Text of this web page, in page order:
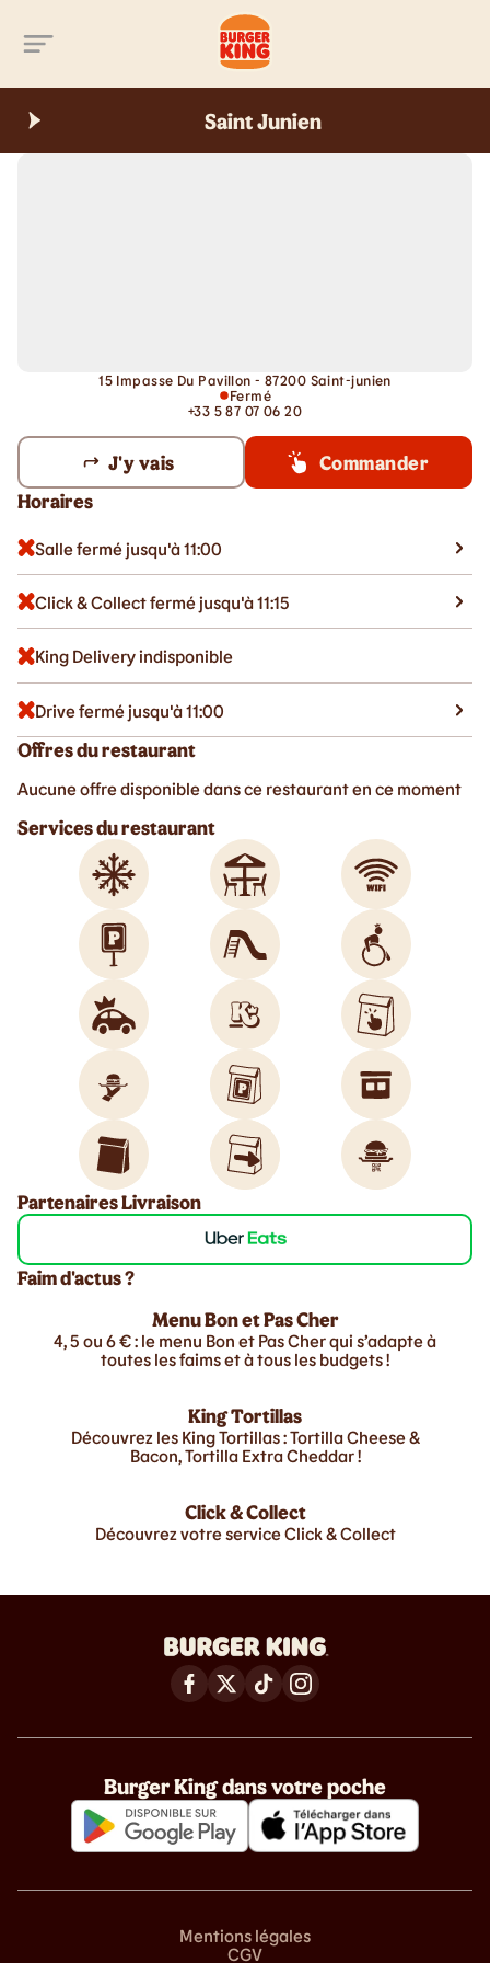
Saint Junien
15 Impasse Du Pavillon - 87200 Saint-junien
Fermé
+33 5 87 07 06 20
J'y vais
Commander
Horaires
Salle fermé jusqu'à 11:00
Click & Collect fermé jusqu'à 11:15
King Delivery indisponible
Drive fermé jusqu'à 11:00
Offres du restaurant
Aucune offre disponible dans ce restaurant en ce moment
Services du restaurant
Partenaires Livraison
Faim d'actus ?
Menu Bon et Pas Cher
4, 5 ou 6 € : le menu Bon et Pas Cher qui s’adapte à
toutes les faims et à tous les budgets !
King Tortillas
Découvrez les King Tortillas : Tortilla Cheese &
Bacon, Tortilla Extra Cheddar !
Click & Collect
Découvrez votre service Click & Collect
Burger King dans votre poche
Mentions légales
CGV